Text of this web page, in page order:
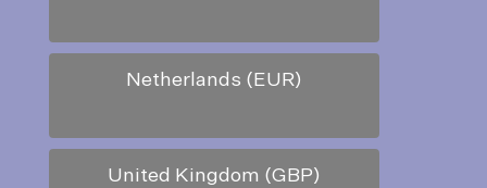
Netherlands (EUR)
United Kingdom (GBP)